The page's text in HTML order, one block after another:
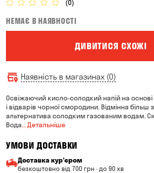
(0)
НЕМАЄ В НАЯВНОСТІ
ДИВИТИСЯ СХОЖІ
Наявність в магазинах (0)
Освіжаючий кисло-солодкий напій на
і відварів чорної смородини. Відмінна більш
альтернатива солодким газованим водам.
Вода… Детальніше
УМОВИ ДОСТАВКИ
Доставка курʼєром
безкоштовно від 700 грн · до 90 хв